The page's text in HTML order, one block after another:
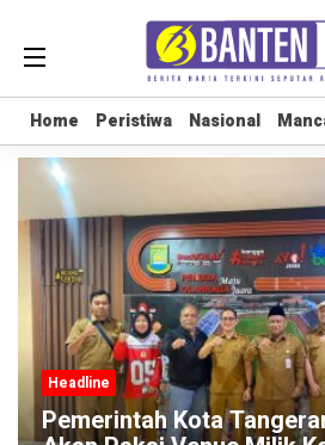
Home Peristiwa Nasional
Home Peristiwa Nasional
Headline
Pemerintah Kota